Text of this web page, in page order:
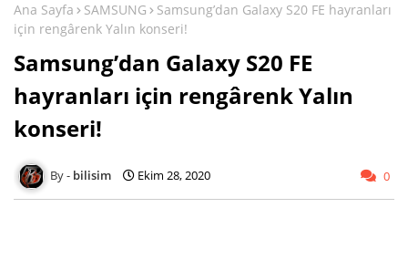
Ana Sayfa SAMSUNG
Samsung’dan Galaxy S20 FE hayranları
için rengârenk Yalın konseri!
Samsung’dan Galaxy S20 FE
hayranları için rengârenk Yalın
konseri!
bilisim Ekim 28, 2020 0